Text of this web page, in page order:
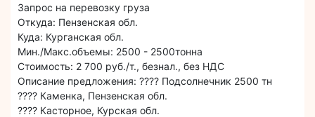
Запрос на перевозку груза
Откуда: Пензенская обл.
Куда: Курганская обл.
Мин./Макс.объемы: 2500 - 2500тонна
Стоимость: 2 700 руб./т., безнал., без НДС
Описание предложения: ???? Подсолнечник 2500 тн
???? Каменка, Пензенская обл.
???? Касторное, Курская обл.